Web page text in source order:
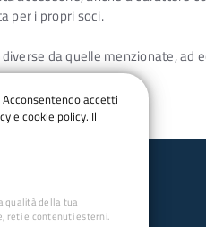
per i propri soci.
da quelle menzionate, ad
accetti
e cookie policy. Il
qualità della tua
reti e contenuti esterni.